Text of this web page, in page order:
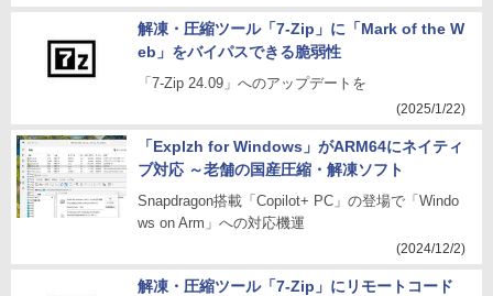
解凍・圧縮ツール「7-Zip」に「Mark of the W
eb」をバイパスできる脆弱性
「7-Zip 24.09」へのアップデートを
(2025/1/22)
「Explzh for Windows」がARM64にネイティ
ブ対応 ～老舗の国産圧縮・解凍ソフト
Snapdragon搭載「Copilot+ PC」の登場で「Windo
ws on Arm」への対応機運
(2024/12/2)
解凍・圧縮ツール「7-Zip」にリモートコード